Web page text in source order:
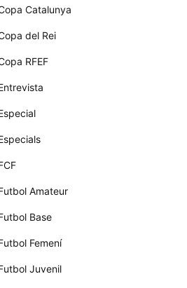
Catalunya
del Rei
RFEF
Amateur
Base
Femení
Juvenil